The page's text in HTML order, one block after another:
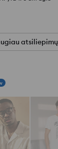
atsiliepimų